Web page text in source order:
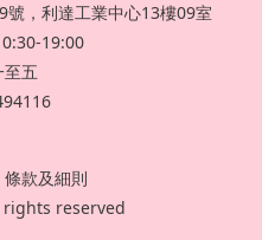
，利達工業中心13樓09室
19:00
五
條款及細則
reserved